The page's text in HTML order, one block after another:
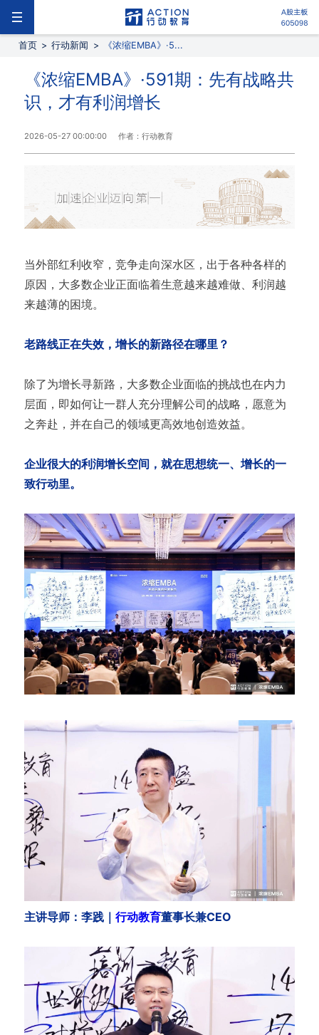
首页 > 行动新闻 > 《浓缩EMBA》·5...
《浓缩EMBA》·591期：先有战略共
识，才有利润增长
2026-05-27 00:00:00 作者：行动教育
当外部红利收窄，竞争走向深水区，出于各种各样的
原因，大多数企业正面临着生意越来越难做、利润越
来越薄的困境。
老路线正在失效，增长的新路径在哪里？
除了为增长寻新路，大多数企业面临的挑战也在内力
层面，即如何让一群人充分理解公司的战略，愿意为
之奔赴，并在自己的领域更高效地创造效益。
企业很大的利润增长空间，就在思想统一、增长的一
致行动里。
主讲导师：李践｜ 行动教育董事长兼CEO